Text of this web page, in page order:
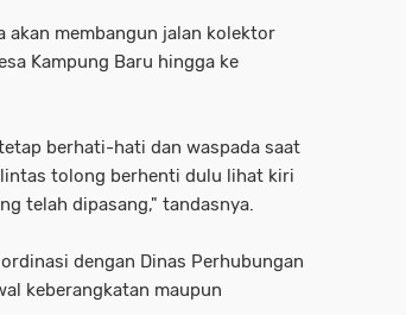
akan membangun jalan kolektor
Kampung Baru hingga ke
berhati-hati dan waspada saat
tolong berhenti dulu lihat kiri
telah dipasang," tandasnya.
dengan Dinas Perhubungan
keberangkatan maupun